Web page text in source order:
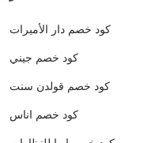
كود خصم دار الأميرات
كود خصم جيني
كود خصم قولدن سنت
كود خصم اناس